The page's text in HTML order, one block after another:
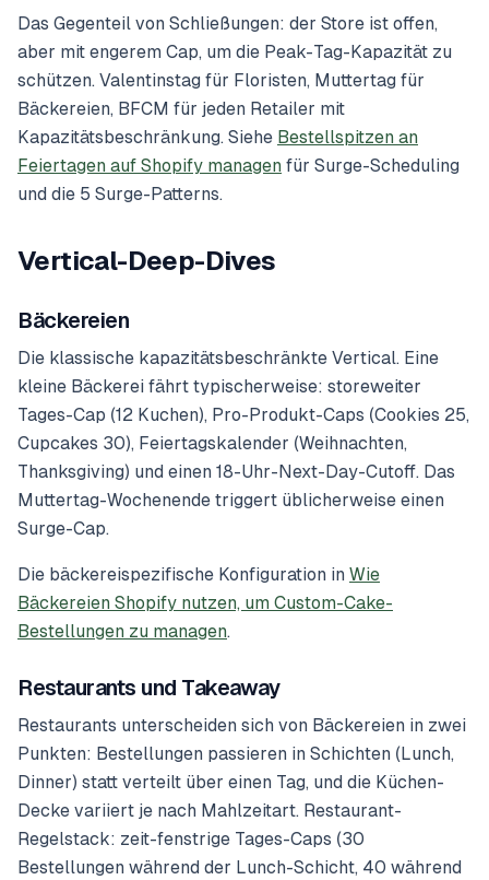
Das Gegenteil von Schließungen: der Store ist offen,
aber mit engerem Cap, um die Peak-Tag-Kapazität zu
schützen. Valentinstag für Floristen, Muttertag für
Bäckereien, BFCM für jeden Retailer mit
Kapazitätsbeschränkung. Siehe Bestellspitzen an
Feiertagen auf Shopify managen für Surge-Scheduling
und die 5 Surge-Patterns.
Vertical-Deep-Dives
Bäckereien
Die klassische kapazitätsbeschränkte Vertical. Eine
kleine Bäckerei fährt typischerweise: storeweiter
Tages-Cap (12 Kuchen), Pro-Produkt-Caps (Cookies 25,
Cupcakes 30), Feiertagskalender (Weihnachten,
Thanksgiving) und einen 18-Uhr-Next-Day-Cutoff. Das
Muttertag-Wochenende triggert üblicherweise einen
Surge-Cap.
Die bäckereispezifische Konfiguration in Wie
Bäckereien Shopify nutzen, um Custom-Cake-
Bestellungen zu managen.
Restaurants und Takeaway
Restaurants unterscheiden sich von Bäckereien in zwei
Punkten: Bestellungen passieren in Schichten (Lunch,
Dinner) statt verteilt über einen Tag, und die Küchen-
Decke variiert je nach Mahlzeitart. Restaurant-
Regelstack: zeit-fenstrige Tages-Caps (30
Bestellungen während der Lunch-Schicht, 40 während